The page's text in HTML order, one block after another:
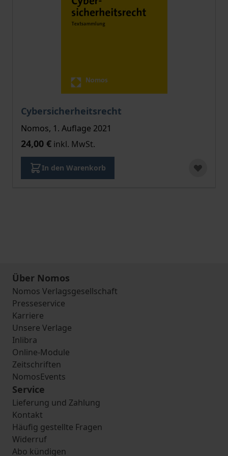
Cybersicherheitsrecht
Nomos, 1. Auflage 2021
24,00 € inkl. MwSt.
In den Warenkorb
Über Nomos
Nomos Verlagsgesellschaft
Presseservice
Karriere
Unsere Verlage
Inlibra
Online-Module
Zeitschriften
NomosEvents
Service
Lieferung und Zahlung
Kontakt
Häufig gestellte Fragen
Widerruf
Abo kündigen